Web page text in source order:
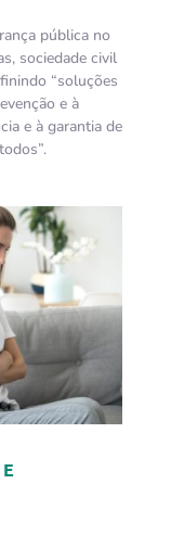
pública no
sociedade civil
“soluções
e à
e à garantia de